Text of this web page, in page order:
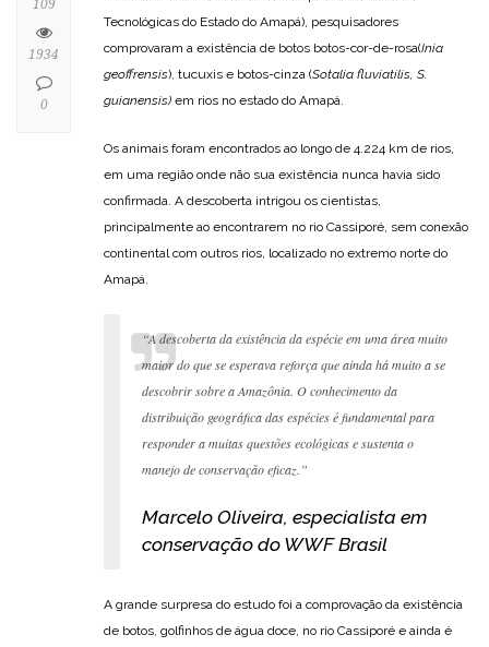
Tecnológicas do Estado do Amapá), pesquisadores
comprovaram a existência de botos botos-cor-de-rosa(Inia
geoffrensis), tucuxis e botos-cinza (Sotalia fluviatilis, S.
guianensis) em rios no estado do Amapá.
Os animais foram encontrados ao longo de 4.224 km de rios,
em uma região onde não sua existência nunca havia sido
confirmada. A descoberta intrigou os cientistas,
principalmente ao encontrarem no rio Cassiporé, sem conexão
continental com outros rios, localizado no extremo norte do
Amapá.
“A descoberta da existência da espécie em uma área muito
maior do que se esperava reforça que ainda há muito a se
descobrir sobre a Amazônia. O conhecimento da
distribuição geográfica das espécies é fundamental para
responder a muitas questões ecológicas e sustenta o
manejo de conservação eficaz.”
Marcelo Oliveira, especialista em
conservação do WWF Brasil
A grande surpresa do estudo foi a comprovação da existência
de botos, golfinhos de água doce, no rio Cassiporé e ainda é
109
1934
0